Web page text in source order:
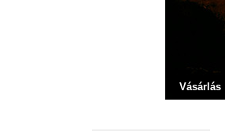
Vásárlás